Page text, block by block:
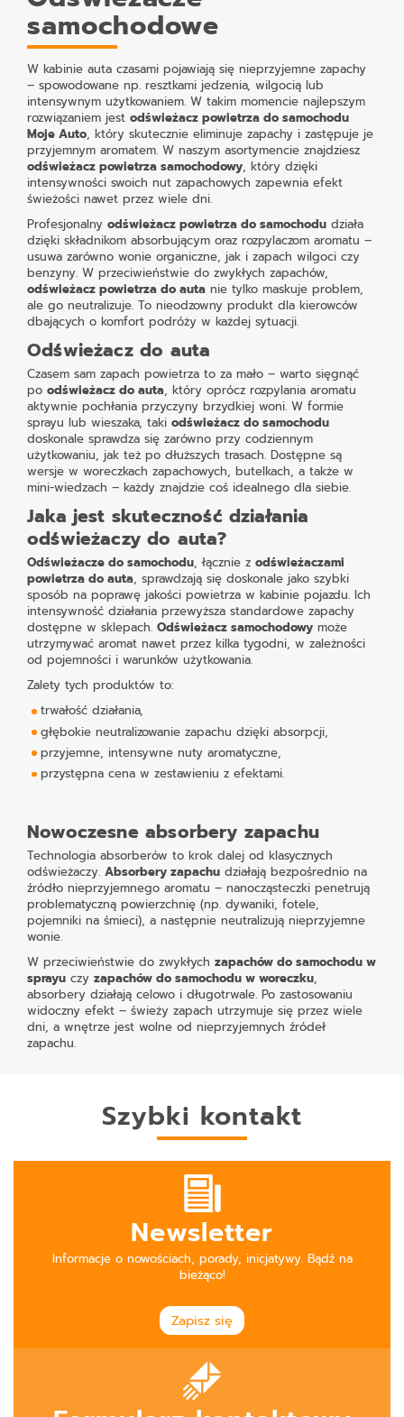
samochodowe
W kabinie auta czasami pojawiają się nieprzyjemne zapachy
– spowodowane np. resztkami jedzenia, wilgocią lub
intensywnym użytkowaniem. W takim momencie najlepszym
rozwiązaniem jest odświeżacz powietrza do samochodu
Moje Auto, który skutecznie eliminuje zapachy i zastępuje je
przyjemnym aromatem. W naszym asortymencie znajdziesz
odświeżacz powietrza samochodowy, który dzięki
intensywności swoich nut zapachowych zapewnia efekt
świeżości nawet przez wiele dni.
Profesjonalny odświeżacz powietrza do samochodu działa
dzięki składnikom absorbującym oraz rozpylaczom aromatu –
usuwa zarówno wonie organiczne, jak i zapach wilgoci czy
benzyny. W przeciwieństwie do zwykłych zapachów,
odświeżacz powietrza do auta nie tylko maskuje problem,
ale go neutralizuje. To nieodzowny produkt dla kierowców
dbających o komfort podróży w każdej sytuacji.
Odświeżacz do auta
Czasem sam zapach powietrza to za mało – warto sięgnąć
po odświeżacz do auta, który oprócz rozpylania aromatu
aktywnie pochłania przyczyny brzydkiej woni. W formie
sprayu lub wieszaka, taki odświeżacz do samochodu
doskonale sprawdza się zarówno przy codziennym
użytkowaniu, jak też po dłuższych trasach. Dostępne są
wersje w woreczkach zapachowych, butelkach, a także w
mini-wiedzach – każdy znajdzie coś idealnego dla siebie.
Jaka jest skuteczność działania
odświeżaczy do auta?
Odświeżacze do samochodu, łącznie z odświeżaczami
powietrza do auta, sprawdzają się doskonale jako szybki
sposób na poprawę jakości powietrza w kabinie pojazdu. Ich
intensywność działania przewyższa standardowe zapachy
dostępne w sklepach. Odświeżacz samochodowy może
utrzymywać aromat nawet przez kilka tygodni, w zależności
od pojemności i warunków użytkowania.
Zalety tych produktów to:
trwałość działania,
głębokie neutralizowanie zapachu dzięki absorpcji,
przyjemne, intensywne nuty aromatyczne,
przystępna cena w zestawieniu z efektami.
Nowoczesne absorbery zapachu
Technologia absorberów to krok dalej od klasycznych
odświeżaczy. Absorbery zapachu działają bezpośrednio na
źródło nieprzyjemnego aromatu – nanocząsteczki penetrują
problematyczną powierzchnię (np. dywaniki, fotele,
pojemniki na śmieci), a następnie neutralizują nieprzyjemne
wonie.
W przeciwieństwie do zwykłych zapachów do samochodu w
sprayu czy zapachów do samochodu w woreczku,
absorbery działają celowo i długotrwale. Po zastosowaniu
widoczny efekt – świeży zapach utrzymuje się przez wiele
dni, a wnętrze jest wolne od nieprzyjemnych źródeł
zapachu.
Szybki kontakt
Newsletter
Informacje o nowościach, porady, inicjatywy. Bądź na
bieżąco!
Zapisz się